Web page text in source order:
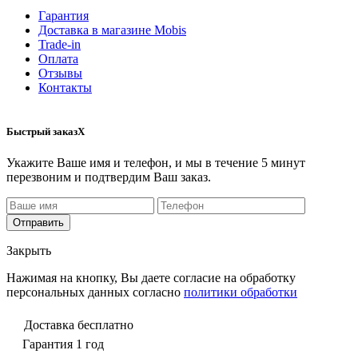
Гарантия
Доставка в магазине Mobis
Trade-in
Оплата
Отзывы
Контакты
Быстрый заказX
Укажите Ваше имя и телефон, и мы в течение 5 минут
перезвоним и подтвердим Ваш заказ.
Закрыть
Нажимая на кнопку, Вы даете согласие на обработку
персональных данных согласно политики обработки
Доставка бесплатно
Гарантия 1 год